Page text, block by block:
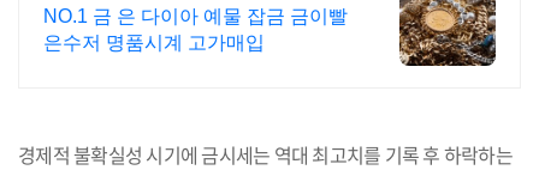
NO.1 금 은 다이아 예물 잡금 금이빨
은수저 명품시계 고가매입
경제적 불확실성 시기에 금시세는 역대 최고치를 기록 후 하락하는